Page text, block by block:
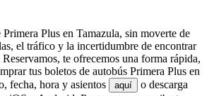
Primera Plus en Tamazula, sin moverte de
el tráfico y la incertidumbre de encontrar
te ofrecemos una forma rápida,
tus boletos de autobús Primera Plus en
fecha, hora y asientos
aquí
o descarga